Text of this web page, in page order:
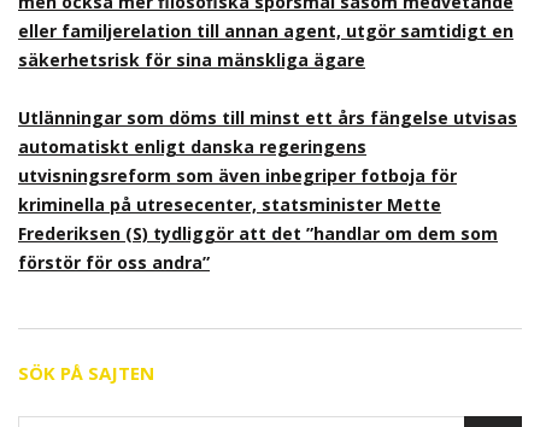
eller familjerelation till annan agent, utgör samtidigt en
säkerhetsrisk för sina mänskliga ägare
Utlänningar som döms till minst ett års fängelse utvisas
automatiskt enligt danska regeringens
utvisningsreform som även inbegriper fotboja för
kriminella på utresecenter, statsminister Mette
Frederiksen (S) tydliggör att det ”handlar om dem som
förstör för oss andra”
SÖK PÅ SAJTEN